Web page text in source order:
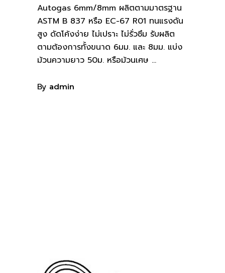
Autogas 6mm/8mm ผลิตตามมาตรฐาน
ASTM B 837 หรือ EC-67 R01 ทนแรงดัน
สูง ดัดโค้งง่าย ไม่เปราะ ไม่รั่วซึม รับผลิต
ตามต้องการทั้งขนาด 6มม. และ 8มม. แบ่ง
ม้วนความยาว 50ม. หรือม้วนเศษ
By admin